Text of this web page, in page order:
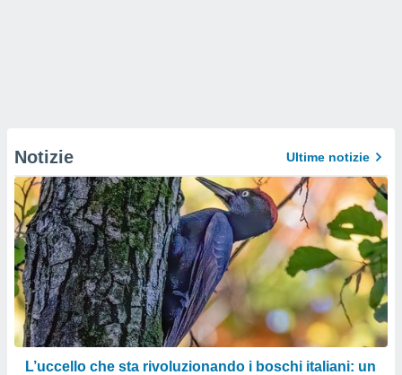
Notizie Ultime notizie
L’uccello che sta rivoluzionando i boschi italiani: un